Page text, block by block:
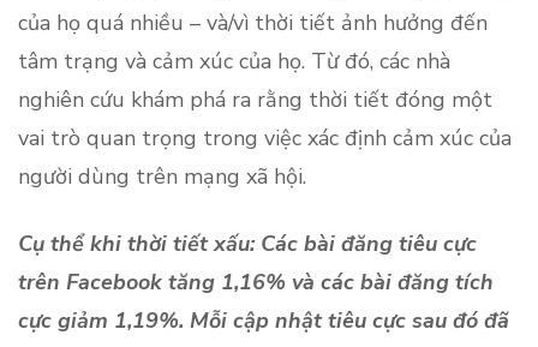
của họ quá nhiều – và/vì thời tiết ảnh hưởng đến
tâm trạng và cảm xúc của họ. Từ đó, các nhà
nghiên cứu khám phá ra rằng thời tiết đóng một
vai trò quan trọng trong việc xác định cảm xúc của
người dùng trên mạng xã hội.
Cụ thể khi thời tiết xấu: Các bài đăng tiêu cực
trên Facebook tăng 1,16% và các bài đăng tích
cực giảm 1,19%. Mỗi cập nhật tiêu cực sau đó đã